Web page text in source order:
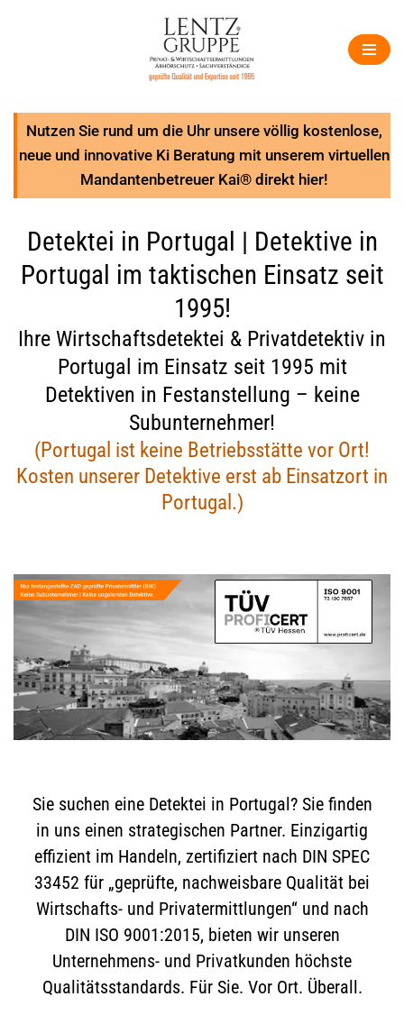
Nutzen Sie rund um die Uhr unsere völlig kostenlose,
neue und innovative Ki Beratung mit unserem virtuellen
Mandantenbetreuer Kai® direkt hier!
Detektei in Portugal | Detektive in
Portugal im taktischen Einsatz seit
1995!
Ihre Wirtschaftsdetektei & Privatdetektiv in
Portugal im Einsatz seit 1995 mit
Detektiven in Festanstellung – keine
Subunternehmer!
(Portugal ist keine Betriebsstätte vor Ort!
Kosten unserer Detektive erst ab Einsatzort in
Portugal.)
Sie suchen eine Detektei in Portugal? Sie finden
in uns einen strategischen Partner. Einzigartig
effizient im Handeln, zertifiziert nach DIN SPEC
33452 für „geprüfte, nachweisbare Qualität bei
Wirtschafts- und Privatermittlungen“ und nach
DIN ISO 9001:2015, bieten wir unseren
Unternehmens- und Privatkunden höchste
Qualitätsstandards. Für Sie. Vor Ort. Überall.